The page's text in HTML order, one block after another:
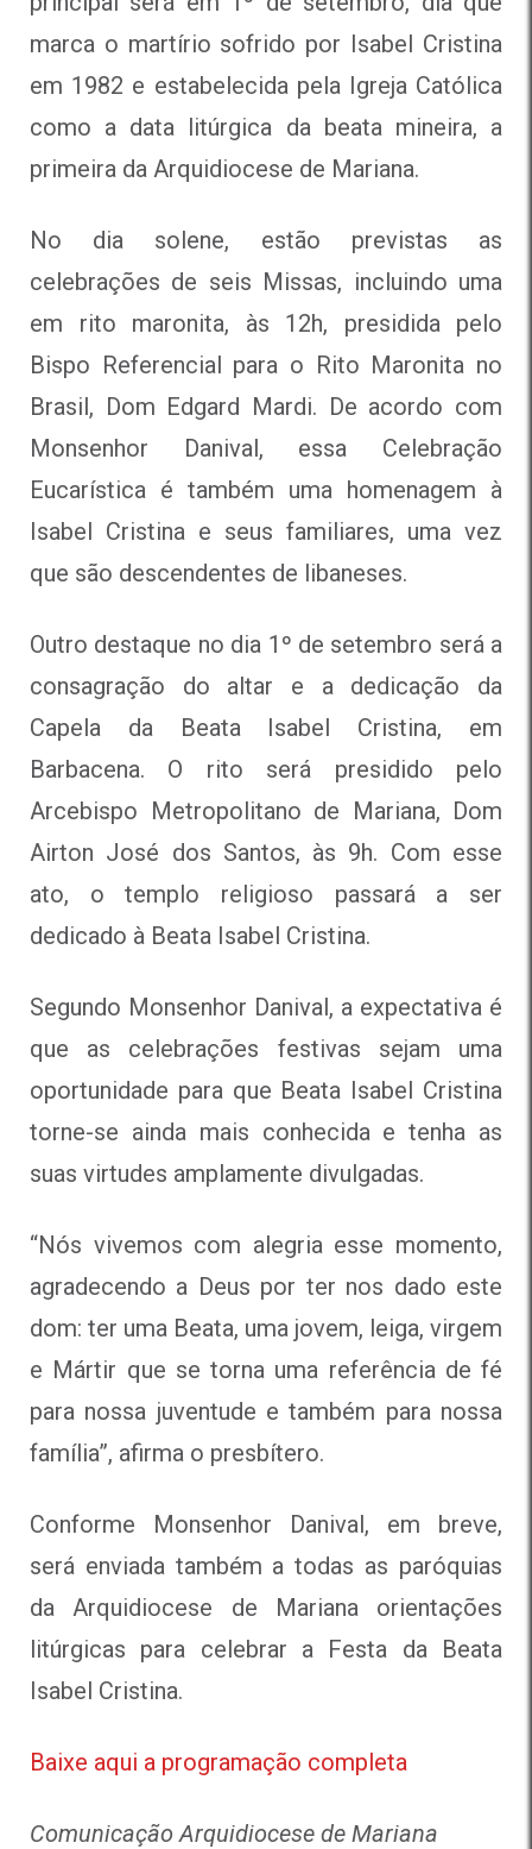
marca o martírio sofrido por Isabel Cristina
em 1982 e estabelecida pela Igreja Católica
como a data litúrgica da beata mineira, a
primeira da Arquidiocese de Mariana.
No dia solene, estão previstas as
celebrações de seis Missas, incluindo uma
em rito maronita, às 12h, presidida pelo
Bispo Referencial para o Rito Maronita no
Brasil, Dom Edgard Mardi. De acordo com
Monsenhor Danival, essa Celebração
Eucarística é também uma homenagem à
Isabel Cristina e seus familiares, uma vez
que são descendentes de libaneses.
Outro destaque no dia 1º de setembro será a
consagração do altar e a dedicação da
Capela da Beata Isabel Cristina, em
Barbacena. O rito será presidido pelo
Arcebispo Metropolitano de Mariana, Dom
Airton José dos Santos, às 9h. Com esse
ato, o templo religioso passará a ser
dedicado à Beata Isabel Cristina.
Segundo Monsenhor Danival, a expectativa é
que as celebrações festivas sejam uma
oportunidade para que Beata Isabel Cristina
torne-se ainda mais conhecida e tenha as
suas virtudes amplamente divulgadas.
“Nós vivemos com alegria esse momento,
agradecendo a Deus por ter nos dado este
dom: ter uma Beata, uma jovem, leiga, virgem
e Mártir que se torna uma referência de fé
para nossa juventude e também para nossa
família”, afirma o presbítero.
Conforme Monsenhor Danival, em breve,
será enviada também a todas as paróquias
da Arquidiocese de Mariana orientações
litúrgicas para celebrar a Festa da Beata
Isabel Cristina.
Baixe aqui a programação completa
Comunicação Arquidiocese de Mariana